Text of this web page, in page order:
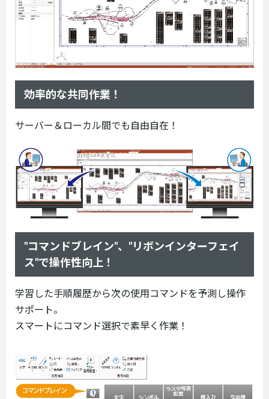
効率的な共同作業！
サーバー＆ローカル間でも自由自在！
"コマンドブレイン"、"リボンインターフェイ
ス"で操作性向上！
学習した手順履歴から次の使用コマンドを予測し操作
サポート。
スマートにコマンド選択で素早く作業！